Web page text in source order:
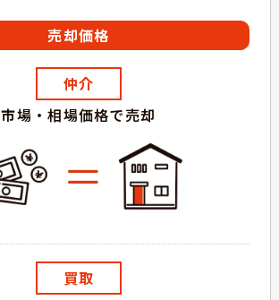
売却価格
市場・相場価格で売却